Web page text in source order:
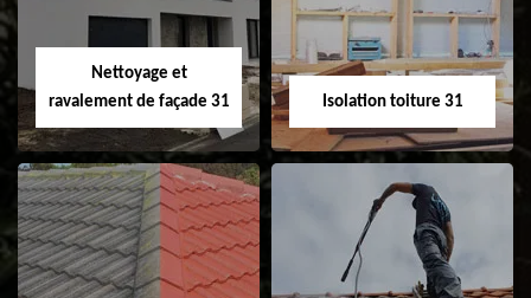
fenêtre de toit et
Velux 31
Nettoyage et
ravalement de façade 31
Nettoyage et
Isolation toiture 31
Isolation toiture 31